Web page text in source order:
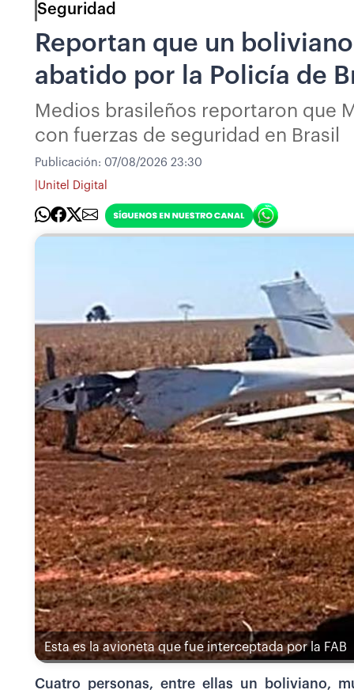
Seguridad
Reportan que un
abatido por la Policía de
Medios brasileños reportaron que
con fuerzas de seguridad en Brasil
Publicación: 07/08/2026 23:30
Unitel Digital
Esta es la avioneta que fue interceptada por la FAB
Cuatro personas, entre ellas un boliviano,